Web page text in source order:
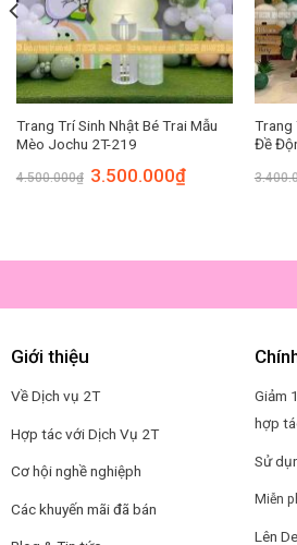
Trang Trí Sinh Nhật Bé Trai Mẫu
Mèo Jochu 2T-219
4.500.000₫ Original
price
3.500.000₫Current
Trang
Đề
Giới thiệu
Về Dịch vụ 2T
Hợp tác với Dịch Vụ 2T
Cơ hội nghề nghiệph
Các khuyến mãi đã bán
Giảm
hợp
Sử
Miễn
Lên